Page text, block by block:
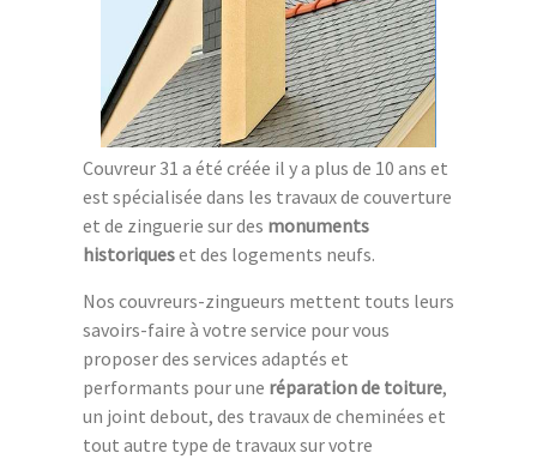
Couvreur 31 a été créée il y a plus de 10 ans et
est spécialisée dans les travaux de couverture
et de zinguerie sur des monuments
historiqueset des logements neufs.
Nos couvreurs-zingueurs mettent touts leurs
savoirs-faire à votre service pour vous
proposer des services adaptés et
performants pour une réparation de toiture,
un joint debout, des travaux de cheminées et
tout autre type de travaux sur votre